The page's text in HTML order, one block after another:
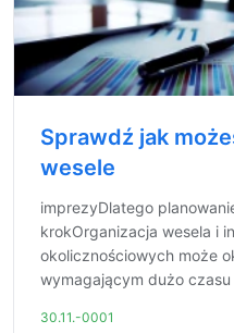
Sprawdź jak
wesele
imprezyDlatego
krokOrganizacja wesela i
okolicznościowych może
wymagającym dużo czasu
30.11.-0001